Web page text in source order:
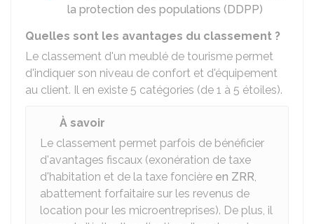
la protection des populations (DDPP)
Quelles sont les avantages du classement ?
Le classement d'un meublé de tourisme permet
d'indiquer son niveau de confort et d'équipement
au client. Il en existe 5 catégories (de 1 à 5 étoiles).
À savoir
Le classement permet parfois de bénéficier
d'avantages fiscaux (exonération de taxe
d'habitation et de la taxe foncière en ZRR,
abattement forfaitaire sur les revenus de
location pour les microentreprises). De plus, il